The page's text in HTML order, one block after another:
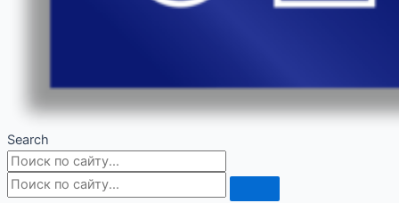
Search